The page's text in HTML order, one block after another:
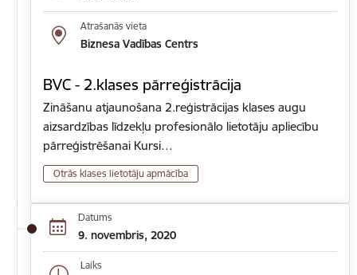
Atrašanās vieta
Biznesa Vadības Centrs
BVC - 2.klases pārreģistrācija
Zināšanu atjaunošana 2.reģistrācijas klases augu
aizsardzības līdzekļu profesionālo lietotāju apliecību
pārreģistrēšanai Kursi…
Otrās klases lietotāju apmācība
Datums
9. novembris, 2020
Laiks